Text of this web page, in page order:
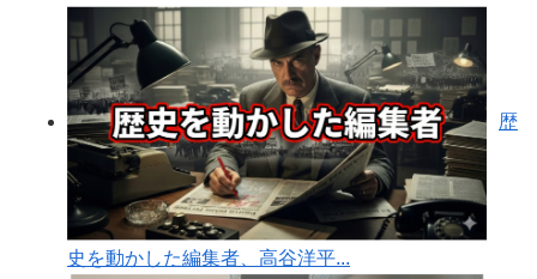
歴
史を動かした編集者、高谷洋平...